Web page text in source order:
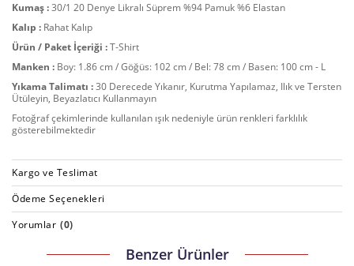
Kumaş :30/1 20 Denye Likralı Süprem %94 Pamuk %6 Elastan
Kalıp : Rahat Kalıp
Ürün / Paket İçeriği :T-Shirt
Manken : Boy: 1.86 cm / Göğüs: 102 cm / Bel: 78 cm / Basen: 100 cm - L
Yıkama Talimatı :30 Derecede Yıkanır, Kurutma Yapılamaz, Ilık ve Tersten
Ütüleyin, Beyazlatıcı Kullanmayın
Fotoğraf çekimlerinde kullanılan ışık nedeniyle ürün renkleri farklılık
gösterebilmektedir
Kargo ve Teslimat
Ödeme Seçenekleri
Yorumlar (0)
Benzer Ürünler